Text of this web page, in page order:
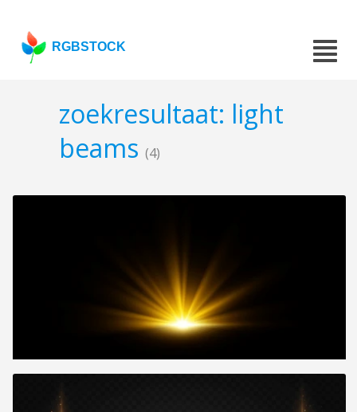
RGBSTOCK
zoekresultaat: light
beams (4)